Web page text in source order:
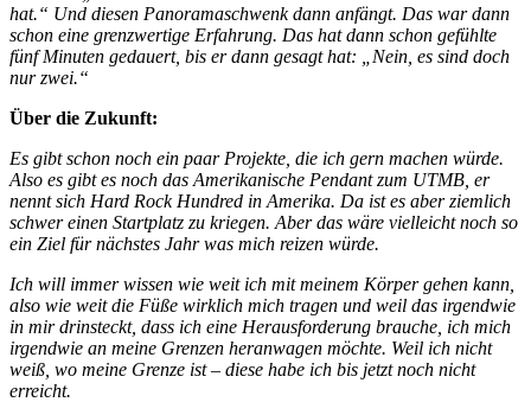
hat.“ Und diesen Panoramaschwenk dann anfängt. Das war dann
schon eine grenzwertige Erfahrung. Das hat dann schon gefühlte
fünf Minuten gedauert, bis er dann gesagt hat: „Nein, es sind doch
nur zwei.“
Über die Zukunft:
Es gibt schon noch ein paar Projekte, die ich gern machen würde.
Also es gibt es noch das Amerikanische Pendant zum UTMB, er
nennt sich Hard Rock Hundred in Amerika. Da ist es aber ziemlich
schwer einen Startplatz zu kriegen. Aber das wäre vielleicht noch so
ein Ziel für nächstes Jahr was mich reizen würde.
Ich will immer wissen wie weit ich mit meinem Körper gehen kann,
also wie weit die Füße wirklich mich tragen und weil das irgendwie
in mir drinsteckt, dass ich eine Herausforderung brauche, ich mich
irgendwie an meine Grenzen heranwagen möchte. Weil ich nicht
weiß, wo meine Grenze ist – diese habe ich bis jetzt noch nicht
erreicht.